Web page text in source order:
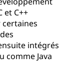
et C++
intégrés
comme Java